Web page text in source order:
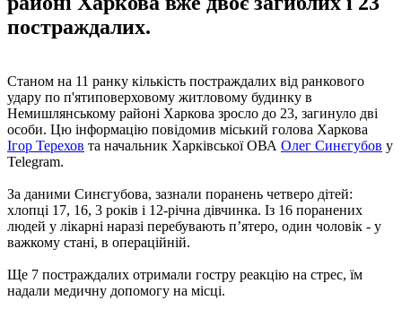
постраждалих.
Станом на 11 ранку кількість постраждалих від ранкового
удару по п'ятиповерховому житловому будинку в
Немишлянському районі Харкова зросло до 23, загинуло дві
особи. Цю інформацію повідомив міський голова Харкова
Ігор Терехов та начальник Харківської ОВА Олег Синєгубов у
Telegram.
За даними Синєгубова, зазнали поранень четверо дітей:
хлопці 17, 16, 3 років і 12-річна дівчинка. Із 16 поранених
людей у лікарні наразі перебувають п’ятеро, один чоловік - у
важкому стані, в операційній.
Ще 7 постраждалих отримали гостру реакцію на стрес, їм
надали медичну допомогу на місці.